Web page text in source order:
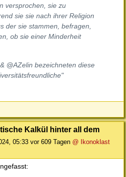
versprochen, sie zu
sie sie nach ihrer Religion
der sie stammen, befragen,
ob sie einer Minderheit
@AZelin bezeichneten diese
Kalkül hinter all dem
05:33 vor 609 Tagen @ Ikonoklast